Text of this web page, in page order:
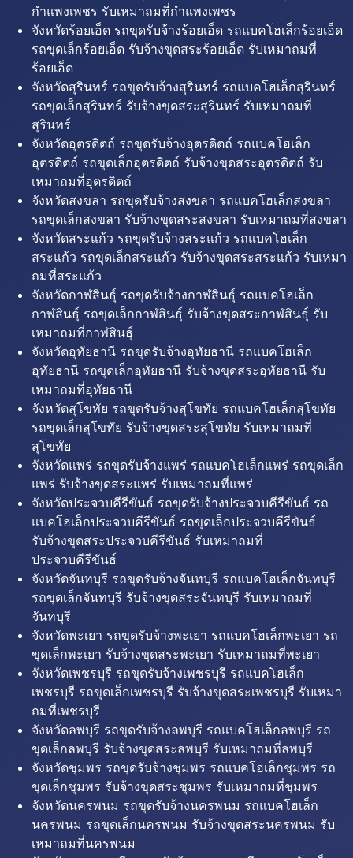
กำแพงเพชร รับเหมาถมที่กำแพงเพชร
จังหวัดร้อยเอ็ด รถขุดรับจ้างร้อยเอ็ด รถแบคโฮเล็กร้อยเอ็ด
รถขุดเล็กร้อยเอ็ด รับจ้างขุดสระร้อยเอ็ด รับเหมาถมที่
ร้อยเอ็ด
จังหวัดสุรินทร์ รถขุดรับจ้างสุรินทร์ รถแบคโฮเล็กสุรินทร์
รถขุดเล็กสุรินทร์ รับจ้างขุดสระสุรินทร์ รับเหมาถมที่
สุรินทร์
จังหวัดอุตรดิตถ์ รถขุดรับจ้างอุตรดิตถ์ รถแบคโฮเล็ก
อุตรดิตถ์ รถขุดเล็กอุตรดิตถ์ รับจ้างขุดสระอุตรดิตถ์ รับ
เหมาถมที่อุตรดิตถ์
จังหวัดสงขลา รถขุดรับจ้างสงขลา รถแบคโฮเล็กสงขลา
รถขุดเล็กสงขลา รับจ้างขุดสระสงขลา รับเหมาถมที่สงขลา
จังหวัดสระแก้ว รถขุดรับจ้างสระแก้ว รถแบคโฮเล็ก
สระแก้ว รถขุดเล็กสระแก้ว รับจ้างขุดสระสระแก้ว รับเหมา
ถมที่สระแก้ว
จังหวัดกาฬสินธุ์ รถขุดรับจ้างกาฬสินธุ์ รถแบคโฮเล็ก
กาฬสินธุ์ รถขุดเล็กกาฬสินธุ์ รับจ้างขุดสระกาฬสินธุ์ รับ
เหมาถมที่กาฬสินธุ์
จังหวัดอุทัยธานี รถขุดรับจ้างอุทัยธานี รถแบคโฮเล็ก
อุทัยธานี รถขุดเล็กอุทัยธานี รับจ้างขุดสระอุทัยธานี รับ
เหมาถมที่อุทัยธานี
จังหวัดสุโขทัย รถขุดรับจ้างสุโขทัย รถแบคโฮเล็กสุโขทัย
รถขุดเล็กสุโขทัย รับจ้างขุดสระสุโขทัย รับเหมาถมที่
สุโขทัย
จังหวัดแพร่ รถขุดรับจ้างแพร่ รถแบคโฮเล็กแพร่ รถขุดเล็ก
แพร่ รับจ้างขุดสระแพร่ รับเหมาถมที่แพร่
จังหวัดประจวบคีรีขันธ์ รถขุดรับจ้างประจวบคีรีขันธ์ รถ
แบคโฮเล็กประจวบคีรีขันธ์ รถขุดเล็กประจวบคีรีขันธ์
รับจ้างขุดสระประจวบคีรีขันธ์ รับเหมาถมที่
ประจวบคีรีขันธ์
จังหวัดจันทบุรี รถขุดรับจ้างจันทบุรี รถแบคโฮเล็กจันทบุรี
รถขุดเล็กจันทบุรี รับจ้างขุดสระจันทบุรี รับเหมาถมที่
จันทบุรี
จังหวัดพะเยา รถขุดรับจ้างพะเยา รถแบคโฮเล็กพะเยา รถ
ขุดเล็กพะเยา รับจ้างขุดสระพะเยา รับเหมาถมที่พะเยา
จังหวัดเพชรบุรี รถขุดรับจ้างเพชรบุรี รถแบคโฮเล็ก
เพชรบุรี รถขุดเล็กเพชรบุรี รับจ้างขุดสระเพชรบุรี รับเหมา
ถมที่เพชรบุรี
จังหวัดลพบุรี รถขุดรับจ้างลพบุรี รถแบคโฮเล็กลพบุรี รถ
ขุดเล็กลพบุรี รับจ้างขุดสระลพบุรี รับเหมาถมที่ลพบุรี
จังหวัดชุมพร รถขุดรับจ้างชุมพร รถแบคโฮเล็กชุมพร รถ
ขุดเล็กชุมพร รับจ้างขุดสระชุมพร รับเหมาถมที่ชุมพร
จังหวัดนครพนม รถขุดรับจ้างนครพนม รถแบคโฮเล็ก
นครพนม รถขุดเล็กนครพนม รับจ้างขุดสระนครพนม รับ
เหมาถมที่นครพนม